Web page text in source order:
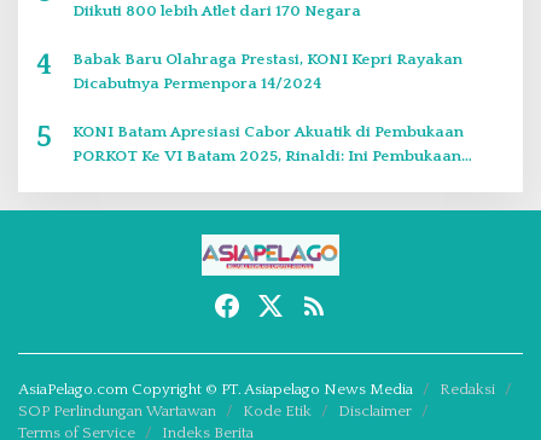
Diikuti 800 lebih Atlet dari 170 Negara
4
Babak Baru Olahraga Prestasi, KONI Kepri Rayakan
Dicabutnya Permenpora 14/2024
5
KONI Batam Apresiasi Cabor Akuatik di Pembukaan
PORKOT Ke VI Batam 2025, Rinaldi: Ini Pembukaan
AsiaPelago.com Copyright © PT. Asiapelago News Media
Redaksi
SOP Perlindungan Wartawan
Kode Etik
Disclaimer
Terms of Service
Indeks Berita